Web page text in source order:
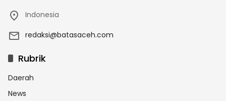
Indonesia
redaksi@batasaceh.com
Rubrik
Daerah
News